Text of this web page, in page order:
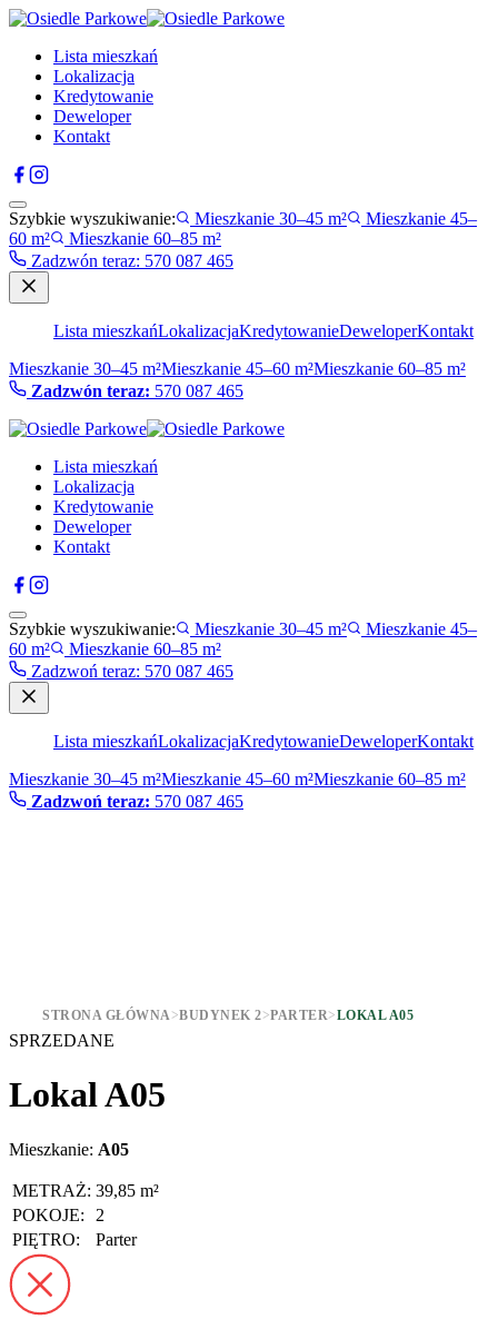
Lista mieszkań
Lokalizacja
Kredytowanie
Deweloper
Kontakt
Szybkie wyszukiwanie: Mieszkanie 30–45 m²
Mieszkanie 45–
60 m²
Mieszkanie 60–85 m²
Zadzwón teraz: 570 087 465
Lista mieszkańLokalizacjaKredytowanieDeweloperKontakt
Mieszkanie 30–45 m²Mieszkanie 45–60 m²Mieszkanie 60–85 m²
Zadzwón teraz: 570 087 465
Lista mieszkań
Lokalizacja
Kredytowanie
Deweloper
Kontakt
Szybkie wyszukiwanie: Mieszkanie 30–45 m²
Mieszkanie 45–
60 m²
Mieszkanie 60–85 m²
Zadzwoń teraz: 570 087 465
Lista mieszkańLokalizacjaKredytowanieDeweloperKontakt
Mieszkanie 30–45 m²Mieszkanie 45–60 m²Mieszkanie 60–85 m²
Zadzwoń teraz: 570 087 465
STRONA GŁÓWNA>BUDYNEK 2>PARTER>LOKAL A05
SPRZEDANE
Lokal A05
Mieszkanie: A05
METRAŻ: 39,85 m²
POKOJE:
2
PIĘTRO:
Parter